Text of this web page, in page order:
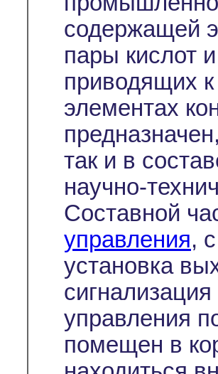
содержащей
пары кислот
приводящих
элементах
так и в
научно-
Составной
управления,
установка
управления
помещен в